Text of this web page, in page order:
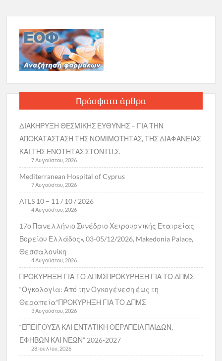
Πρόσφατα άρθρα
ΔΙΑΚΗΡΥΞΗ ΘΕΣΜΙΚΗΣ ΕΥΘΥΝΗΣ – ΓΙΑ ΤΗΝ
ΑΠΟΚΑΤΑΣΤΑΣΗ ΤΗΣ ΝΟΜΙΜΟΤΗΤΑΣ, ΤΗΣ ΔΙΑΦΑΝΕΙΑΣ
ΚΑΙ ΤΗΣ ΕΝΟΤΗΤΑΣ ΣΤΟΝ Π.Ι.Σ.
7 Αυγούστου, 2026
Mediterranean Hospital of Cyprus
7 Αυγούστου, 2026
ATLS 10 – 11 / 10 / 2026
4 Αυγούστου, 2026
17ο Πανελλήνιο Συνέδριο Χειρουργικής Εταιρείας
Βορείου Ελλάδος», 03-05/12/2026, Makedonia Palace,
Θεσσαλονίκη
4 Αυγούστου, 2026
ΠΡΟΚΥΡΗΞΗ ΓΙΑ ΤΟ ΔΠΜΣΠΡΟΚΥΡΗΞΗ ΓΙΑ ΤΟ ΔΠΜΣ
“Ογκολογία: Από την Ογκογένεση έως τη
Θεραπεία”ΠΡΟΚΥΡΗΞΗ ΓΙΑ ΤΟ ΔΠΜΣ
3 Αυγούστου, 2026
“ΕΠΕΙΓΟΥΣΑ ΚΑΙ ΕΝΤΑΤΙΚΗ ΘΕΡΑΠΕΙΑ ΠΑΙΔΩΝ,
ΕΦΗΒΩΝ ΚΑΙ ΝΕΩΝ” 2026-2027
28 Ιουλίου, 2026